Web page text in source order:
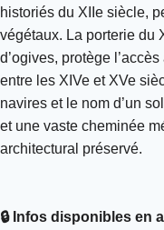
historiés du XIIe siècle,
végétaux. La porterie du
d’ogives, protège
entre les XIVe et XVe
navires et le nom d’un
et une vaste cheminée
architectural préservé.
🔒 Infos disponibles en